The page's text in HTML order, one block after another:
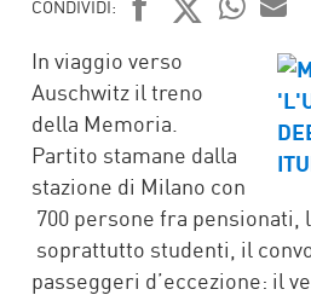
CONDIVIDI:
FACEBOOK
TWITTER
MAIL
In viaggio verso
Auschwitz il treno
della Memoria.
Partito stamane dalla
stazione di Milano con
700 persone fra pensionati,
soprattutto studenti, il
passeggeri d’eccezione: il